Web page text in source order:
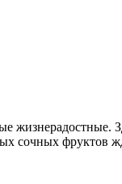
сочных фруктов